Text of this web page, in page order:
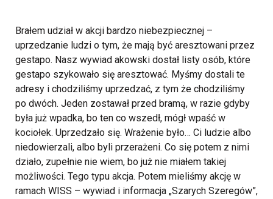
Brałem udział w akcji bardzo niebezpiecznej –
uprzedzanie ludzi o tym, że mają być aresztowani przez
gestapo. Nasz wywiad akowski dostał listy osób, które
gestapo szykowało się aresztować. Myśmy dostali te
adresy i chodziliśmy uprzedzać, z tym że chodziliśmy
po dwóch. Jeden zostawał przed bramą, w razie gdyby
była już wpadka, bo ten co wszedł, mógł wpaść w
kociołek. Uprzedzało się. Wrażenie było… Ci ludzie albo
niedowierzali, albo byli przerażeni. Co się potem z nimi
działo, zupełnie nie wiem, bo już nie miałem takiej
możliwości. Tego typu akcja. Potem mieliśmy akcję w
ramach WISS – wywiad i informacja „Szarych Szeregów”,